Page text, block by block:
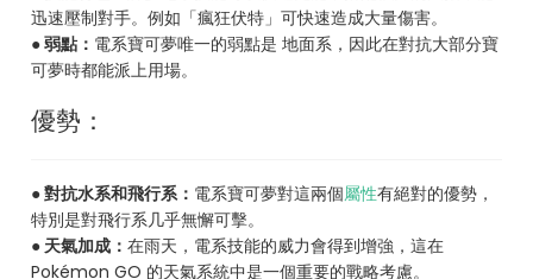
迅速壓制對手。例如「瘋狂伏特」可快速造成大量傷害。
● 弱點： 電系寶可夢唯一的弱點是 地面系，因此在對抗大部分寶
可夢時都能派上用場。
優勢：
● 對抗水系和飛行系： 電系寶可夢對這兩個屬性有絕對的優勢，
特別是對飛行系几乎無懈可擊。
● 天氣加成：在雨天，電系技能的威力會得到增強，這在
Pokémon GO 的天氣系統中是一個重要的戰略考慮。